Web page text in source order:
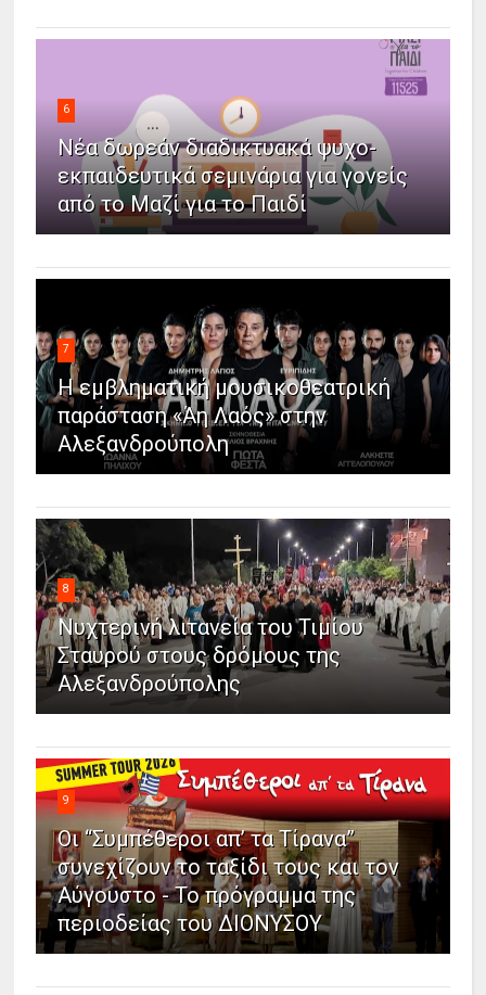
6
Νέα δωρεάν διαδικτυακά ψυχο-
εκπαιδευτικά σεμινάρια για γονείς
από το Μαζί για το Παιδί
7
Η εμβληματική μουσικοθεατρική
παράσταση «Άη Λαός» στην
Αλεξανδρούπολη
8
Νυχτερινή λιτανεία του Τιμίου
Σταυρού στους δρόμους της
Αλεξανδρούπολης
9
Οι “Συμπέθεροι απ’ τα Τίρανα”
συνεχίζουν το ταξίδι τους και τον
Αύγουστο - Το πρόγραμμα της
περιοδείας του ΔΙΟΝΥΣΟΥ